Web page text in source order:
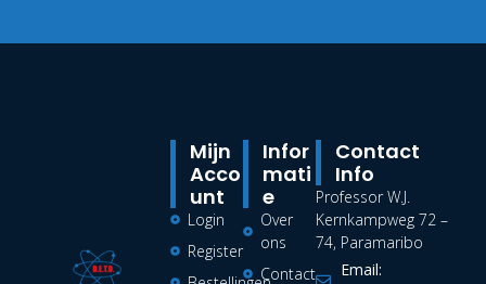
Infor
Mati
E
Over
ons
Contact
Mijn
Acco
Unt
Login
Register
Contact
Info
Professor W.J.
Kernkampweg 72 –
74, Paramaribo
Email: